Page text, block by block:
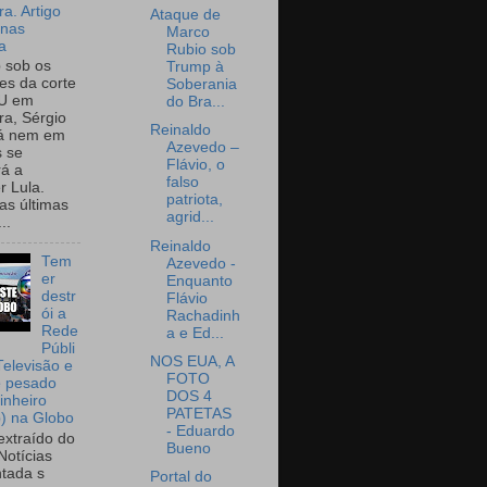
Artigo
sob os
da corte
em
Sérgio
nem em
se
a
Lula.
últimas
Tem
er
destr
ói a
Rede
Públi
e
pesado
na Globo
do
s
Ataque de
Marco
Rubio sob
Trump à
Soberania
do Bra...
Reinaldo
Azevedo –
Flávio, o
falso
patriota,
agrid...
Reinaldo
Azevedo -
Enquanto
Flávio
Rachadinh
a e Ed...
NOS EUA, A
FOTO
DOS 4
PATETAS
- Eduardo
Bueno
Portal do